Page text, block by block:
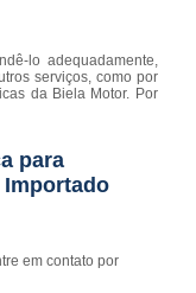
lo adequadamente,
serviços, como por
da Biela Motor. Por
para
Importado
em contato por